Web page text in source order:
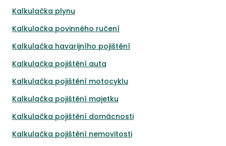
Kalkulačka plynu
Kalkulačka povinného ručení
Kalkulačka havarijního pojištění
Kalkulačka pojištění auta
Kalkulačka pojištění motocyklu
Kalkulačka pojištění majetku
Kalkulačka pojištění domácnosti
Kalkulačka pojištění nemovitosti